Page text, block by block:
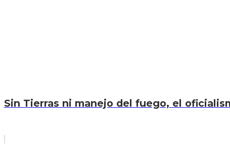
Sin Tierras ni manejo del fuego, el